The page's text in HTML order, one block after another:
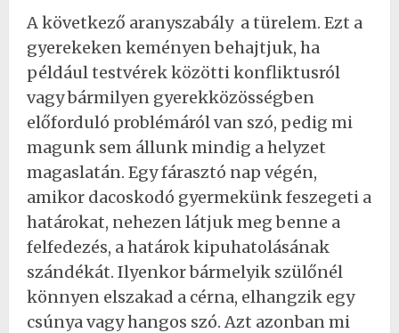
A következő aranyszabály a türelem. Ezt a
gyerekeken keményen behajtjuk, ha
például testvérek közötti konfliktusról
vagy bármilyen gyerekközösségben
előforduló problémáról van szó, pedig mi
magunk sem állunk mindig a helyzet
magaslatán. Egy fárasztó nap végén,
amikor dacoskodó gyermekünk feszegeti a
határokat, nehezen látjuk meg benne a
felfedezés, a határok kipuhatolásának
szándékát. Ilyenkor bármelyik szülőnél
könnyen elszakad a cérna, elhangzik egy
csúnya vagy hangos szó. Azt azonban mi